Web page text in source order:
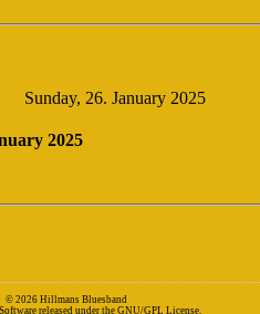
Sunday, 26. January 2025
2025
© 2026 Hillmans Bluesband
released under the GNU/GPL License.